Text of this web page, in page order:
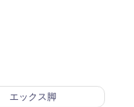
エックス脚